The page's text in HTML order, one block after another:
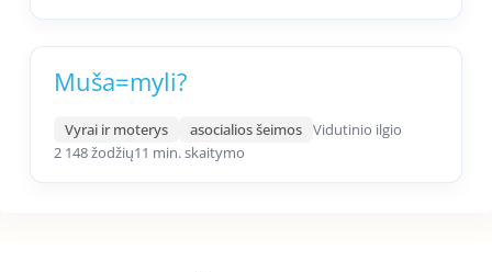
Muša=myli?
Vyrai ir moterys asocialios šeimos Vidutinio ilgio
2 148 žodžių11 min. skaitymo